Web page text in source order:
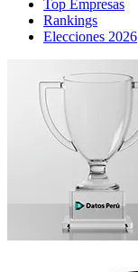
Top Empresas
Rankings
Elecciones 2026